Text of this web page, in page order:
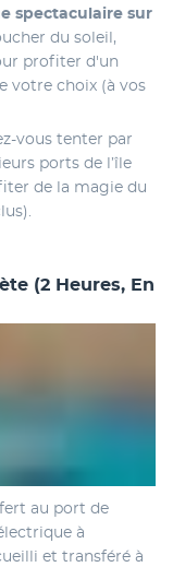
spectaculaire sur
du soleil,
profiter d'un
votre choix (à vos
vous tenter par
ports de l’île
de la magie du
(2 Heures, En
au port de
à
et transféré à